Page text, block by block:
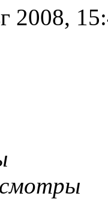
2008,